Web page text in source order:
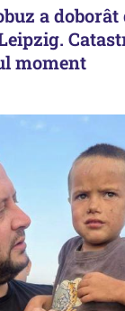
a
moment